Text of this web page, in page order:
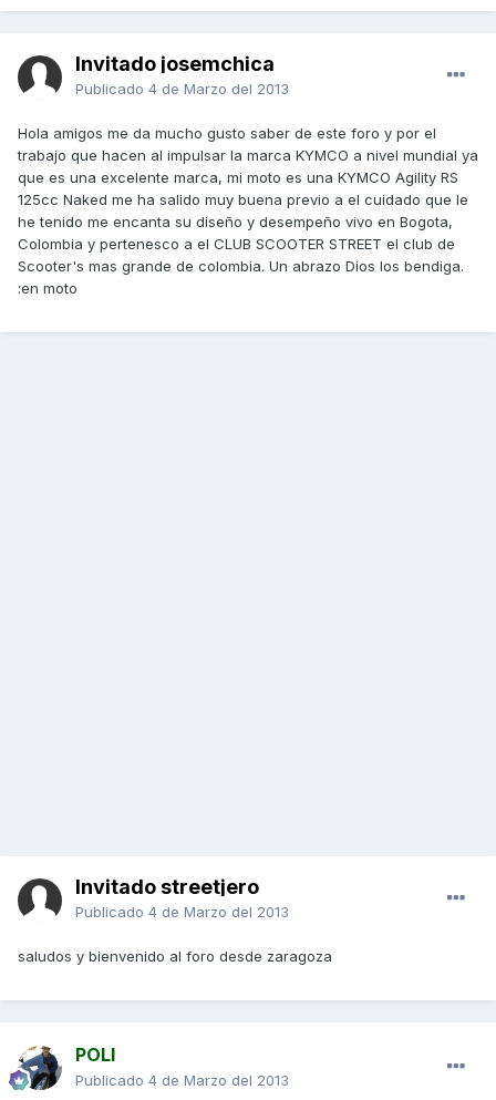
Invitado josemchica
Publicado 4 de Marzo del 2013
Hola amigos me da mucho gusto saber de este foro y por el
trabajo que hacen al impulsar la marca KYMCO a nivel mundial ya
que es una excelente marca, mi moto es una KYMCO Agility RS
125cc Naked me ha salido muy buena previo a el cuidado que le
he tenido me encanta su diseño y desempeño vivo en Bogota,
Colombia y pertenesco a el CLUB SCOOTER STREET el club de
Scooter's mas grande de colombia. Un abrazo Dios los bendiga.
:en moto
Invitado streetjero
Publicado 4 de Marzo del 2013
saludos y bienvenido al foro desde zaragoza
POLI
Publicado 4 de Marzo del 2013